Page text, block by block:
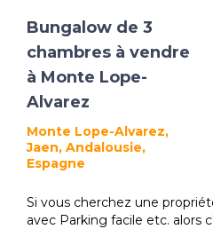
Bungalow de 3
chambres à vendre
à Monte Lope-
Alvarez
Monte Lope-Alvarez,
Jaen, Andalousie,
Espagne
Si vous cherchez une
avec Parking facile etc. alors